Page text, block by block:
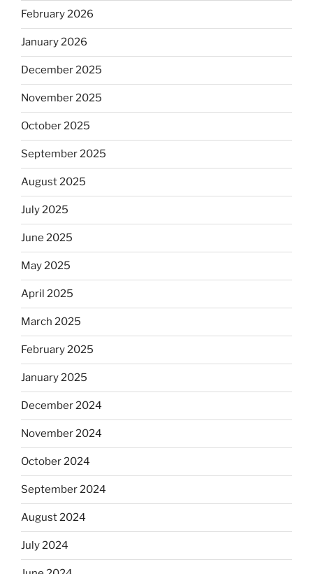
February 2026
January 2026
December 2025
November 2025
October 2025
September 2025
August 2025
July 2025
June 2025
May 2025
April 2025
March 2025
February 2025
January 2025
December 2024
November 2024
October 2024
September 2024
August 2024
July 2024